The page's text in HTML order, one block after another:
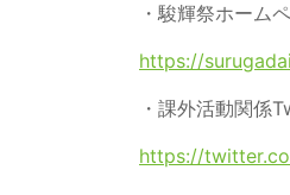
・駿輝祭ホーム
https://
・課外活動関係
https://